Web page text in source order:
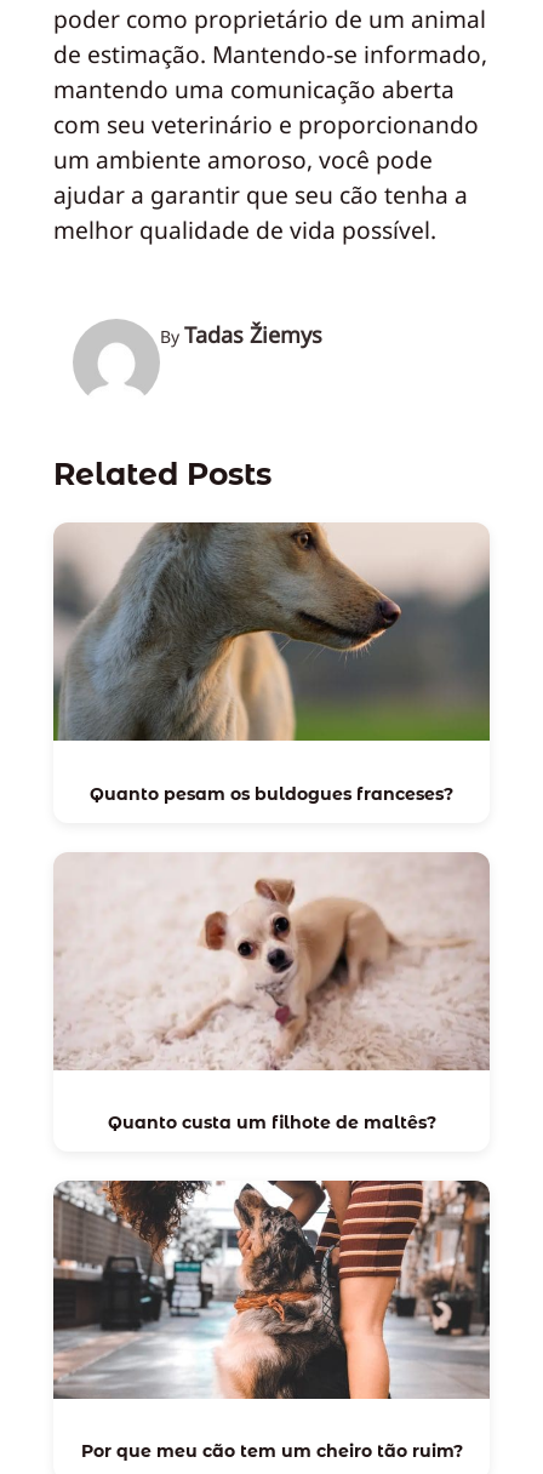
poder como proprietário de um animal
de estimação. Mantendo-se informado,
mantendo uma comunicação aberta
com seu veterinário e proporcionando
um ambiente amoroso, você pode
ajudar a garantir que seu cão tenha a
melhor qualidade de vida possível.
By Tadas Žiemys
Related Posts
Quanto pesam os buldogues franceses?
Quanto custa um filhote de maltês?
Por que meu cão tem um cheiro tão ruim?